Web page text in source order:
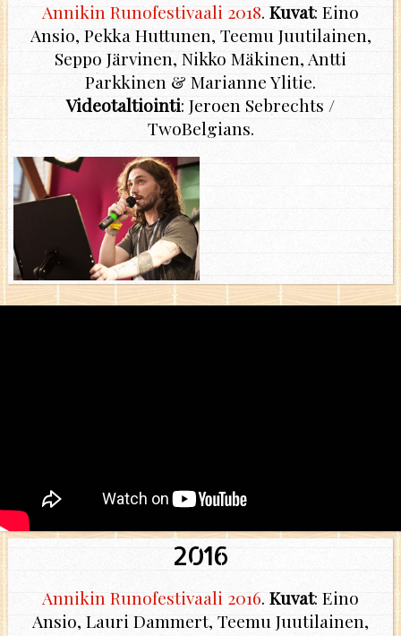
Annikin Runofestivaali 2018. Kuvat: Eino
Ansio, Pekka Huttunen, Teemu Juutilainen,
Seppo Järvinen, Nikko Mäkinen, Antti
Parkkinen & Marianne Ylitie.
Videotaltiointi: Jeroen Sebrechts /
TwoBelgians.
2016
Annikin Runofestivaali 2016. Kuvat: Eino
Ansio, Lauri Dammert, Teemu Juutilainen,